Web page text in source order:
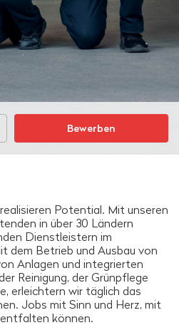
Bewerben
Potential. Mit unseren
in über 30 Ländern
Dienstleistern im
dem Betrieb und Ausbau von
Anlagen und integrierten
Reinigung, der Grünpflege
erleichtern wir täglich das
Jobs mit Sinn und Herz, mit
können.